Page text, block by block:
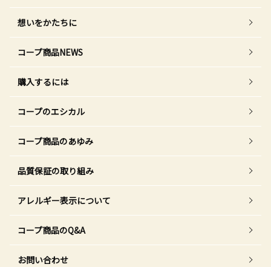
想いをかたちに
コープ商品NEWS
購入するには
コープのエシカル
コープ商品のあゆみ
品質保証の取り組み
アレルギー表示について
コープ商品のQ&A
お問い合わせ